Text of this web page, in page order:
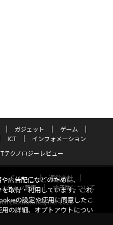
ガジェット
ゲーム
ICT
インフォメーション
テクノロジーレビュー
ーポリシー
運営会社
スタッフ募集
電子版について
Laboratories, Inc. 2026
広告配信などのために、
取得・利用しています。これ
の設定や使用に同意したこ
の詳細、オプトアウトについ